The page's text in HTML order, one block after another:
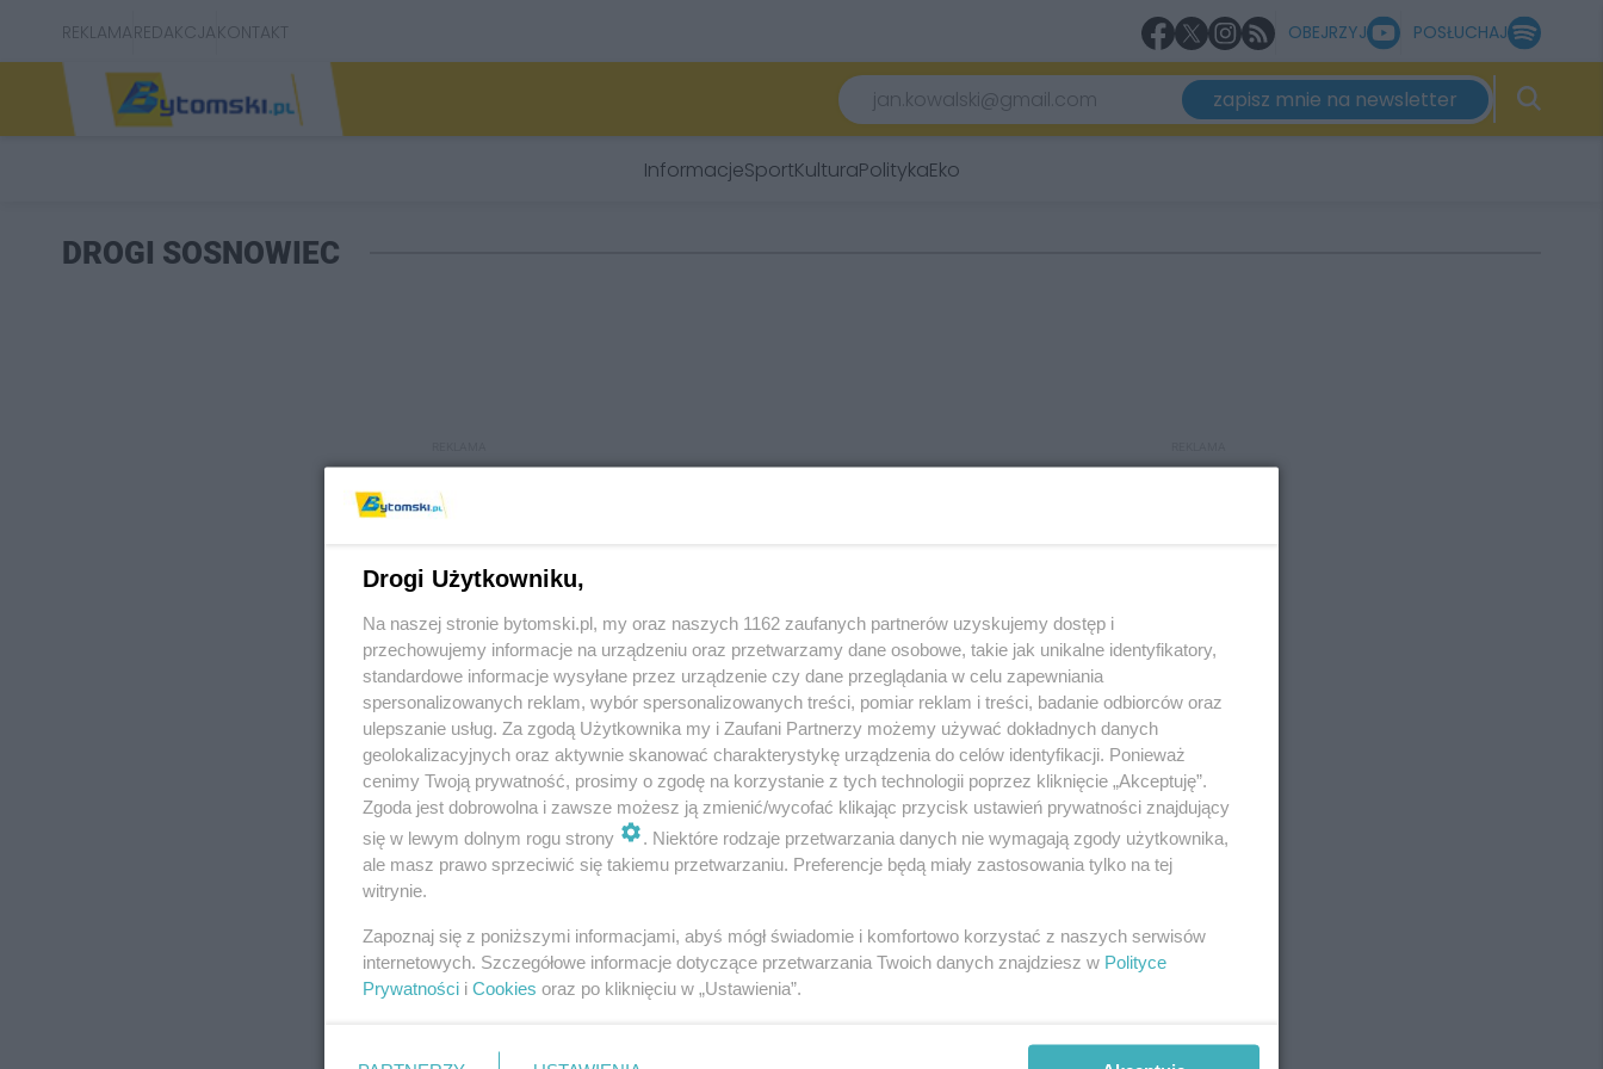
REKLAMAREDAKCJAKONTAKT OBEJRZYJ POSŁUCHAJ
zapisz mnie na newsletter
InformacjeSportKulturaPolitykaEko
DROGI SOSNOWIEC
REKLAMA REKLAMA
Drogi Użytkowniku,
Na naszej stronie bytomski.pl, my oraz naszych 1162 zaufanych partnerów uzyskujemy dostęp i
przechowujemy informacje na urządzeniu oraz przetwarzamy dane osobowe, takie jak unikalne identyfikatory,
standardowe informacje wysyłane przez urządzenie czy dane przeglądania w celu zapewniania
spersonalizowanych reklam, wybór spersonalizowanych treści, pomiar reklam i treści, badanie odbiorców oraz
ulepszanie usług. Za zgodą Użytkownika my i Zaufani Partnerzy możemy używać dokładnych danych
geolokalizacyjnych oraz aktywnie skanować charakterystykę urządzenia do celów identyfikacji. Ponieważ
cenimy Twoją prywatność, prosimy o zgodę na korzystanie z tych technologii poprzez kliknięcie „Akceptuję”.
Zgoda jest dobrowolna i zawsze możesz ją zmienić/wycofać klikając przycisk ustawień prywatności znajdujący
się w lewym dolnym rogu strony
. Niektóre rodzaje przetwarzania danych nie wymagają zgody użytkownika,
ale masz prawo sprzeciwić się takiemu przetwarzaniu. Preferencje będą miały zastosowania tylko na tej
witrynie.
Zapoznaj się z poniższymi informacjami, abyś mógł świadomie i komfortowo korzystać z naszych serwisów
internetowych. Szczegółowe informacje dotyczące przetwarzania Twoich danych znajdziesz w Polityce
Prywatności i Cookies oraz po kliknięciu w „Ustawienia”.